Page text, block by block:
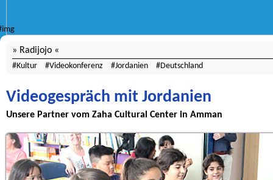
Radijojo
Kultur Videokonferenz Jordanien Deutschland
Videogespräch mit Jordanien
Unsere Partner vom Zaha Cultural Center in Amman